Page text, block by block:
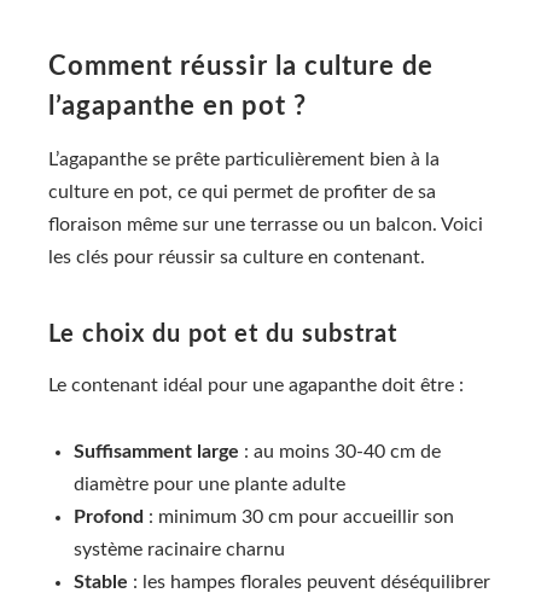
Comment réussir la culture de
l’agapanthe en pot ?
L’agapanthe se prête particulièrement bien à la
culture en pot, ce qui permet de profiter de sa
floraison même sur une terrasse ou un balcon. Voici
les clés pour réussir sa culture en contenant.
Le choix du pot et du substrat
Le contenant idéal pour une agapanthe doit être :
Suffisamment large : au moins 30-40 cm de
diamètre pour une plante adulte
Profond : minimum 30 cm pour accueillir son
système racinaire charnu
Stable : les hampes florales peuvent déséquilibrer